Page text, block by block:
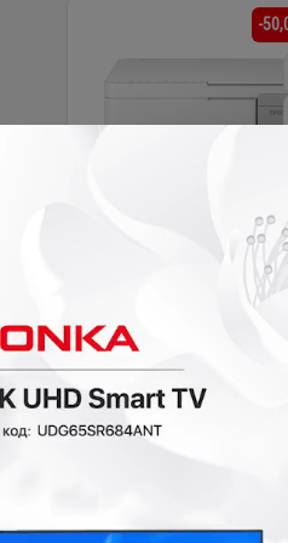
-
үйлдэлтэй өнгөт
#epson
Хэмнэлт:
Сарын төлөлт:
699,900₮
649,900₮